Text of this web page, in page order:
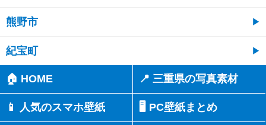
熊野市
紀宝町
🏠 HOME 📍 三重県の写真素材
📱 人気のスマホ壁紙 🖥️ PC壁紙まとめ